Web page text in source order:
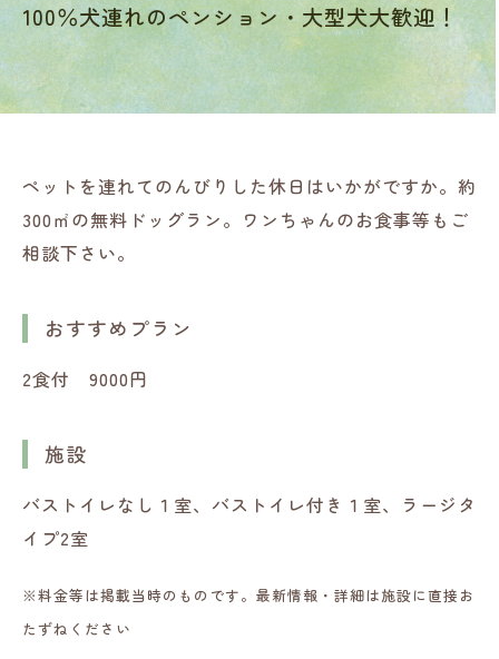
100％犬連れのペンション・大型犬大歓迎！
ペットを連れてのんびりした休日はいかがですか。約
300㎡の無料ドッグラン。ワンちゃんのお食事等もご
相談下さい。
おすすめプラン
2食付 9000円
施設
バストイレなし１室、バストイレ付き１室、ラージタ
イプ2室
※料金等は掲載当時のものです。最新情報・詳細は施設に直接お
たずねください